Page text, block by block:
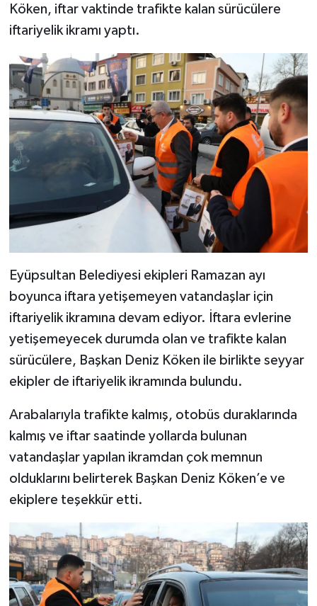
Köken, iftar vaktinde trafikte kalan sürücülere
iftariyelik ikramı yaptı.
Eyüpsultan Belediyesi ekipleri Ramazan ayı
boyunca iftara yetişemeyen vatandaşlar için
iftariyelik ikramına devam ediyor. İftara evlerine
yetişemeyecek durumda olan ve trafikte kalan
sürücülere, Başkan Deniz Köken ile birlikte seyyar
ekipler de iftariyelik ikramında bulundu.
Arabalarıyla trafikte kalmış, otobüs duraklarında
kalmış ve iftar saatinde yollarda bulunan
vatandaşlar yapılan ikramdan çok memnun
olduklarını belirterek Başkan Deniz Köken’e ve
ekiplere teşekkür etti.